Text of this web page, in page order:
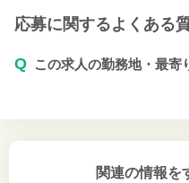
応募に関するよくある
Q この求人の勤務地・最寄
関連の情報を